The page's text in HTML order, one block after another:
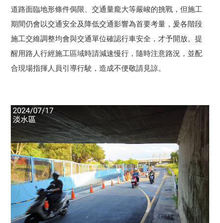
道路面臨地形條件侷限、交通量龐大等嚴峻的挑戰，但施工
期間仍會以交通安全及降低交通影響為首要考量，爰各階段
施工交維調整均會與交通單位確認行車安全，才予開放。提
醒用路人行經施工區域時請減速慢行，隨時注意路況，並配
合現場指揮人員引導行駛，造成不便敬請見諒。